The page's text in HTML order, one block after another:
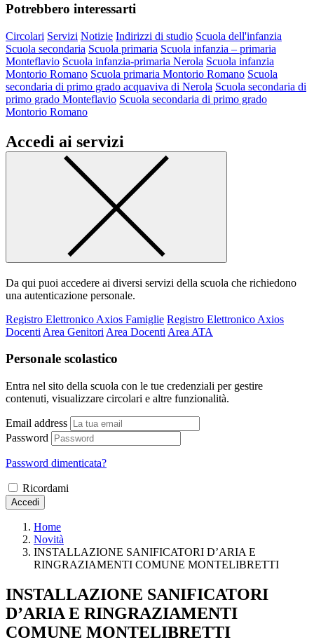
Potrebbero interessarti
Circolari Servizi Notizie Indirizzi di studio Scuola dell'infanzia
Scuola secondaria Scuola primaria Scuola infanzia – primaria
Monteflavio Scuola infanzia-primaria Nerola Scuola infanzia
Montorio Romano Scuola primaria Montorio Romano Scuola
secondaria di primo grado acquaviva di Nerola Scuola secondaria di
primo grado Monteflavio Scuola secondaria di primo grado
Montorio Romano
Accedi ai servizi
Da qui puoi accedere ai diversi servizi della scuola che richiedono
una autenticazione personale.
Registro Elettronico Axios Famiglie Registro Elettronico Axios
Docenti Area Genitori Area Docenti Area ATA
Personale scolastico
Entra nel sito della scuola con le tue credenziali per gestire
contenuti, visualizzare circolari e altre funzionalità.
Email address
Password
Password dimenticata?
Ricordami
Accedi
Home
Novità
INSTALLAZIONE SANIFICATORI D’ARIA E
RINGRAZIAMENTI COMUNE MONTELIBRETTI
INSTALLAZIONE SANIFICATORI
D’ARIA E RINGRAZIAMENTI
COMUNE MONTELIBRETTI